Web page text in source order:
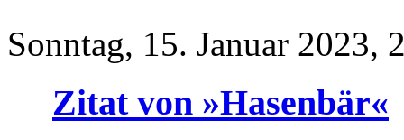
Sonntag, 15. Januar 2023,
Zitat von »Hasenbär«